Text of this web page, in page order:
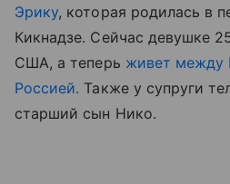
Эрику, которая родилась в
Кикнадзе. Сейчас девушке
США, а теперь живет между
Россией. Также у супруги
старший сын Нико.